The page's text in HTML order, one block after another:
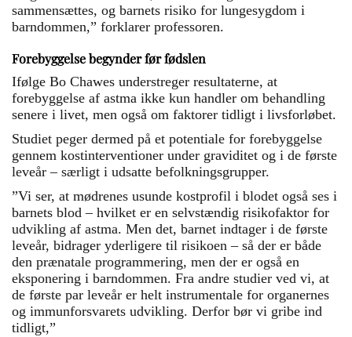
sammensættes, og barnets risiko for lungesygdom i
barndommen,” forklarer professoren.
Forebyggelse begynder før fødslen
Ifølge Bo Chawes understreger resultaterne, at
forebyggelse af astma ikke kun handler om behandling
senere i livet, men også om faktorer tidligt i livsforløbet.
Studiet peger dermed på et potentiale for forebyggelse
gennem kostinterventioner under graviditet og i de første
leveår – særligt i udsatte befolkningsgrupper.
”Vi ser, at mødrenes usunde kostprofil i blodet også ses i
barnets blod – hvilket er en selvstændig risikofaktor for
udvikling af astma. Men det, barnet indtager i de første
leveår, bidrager yderligere til risikoen – så der er både
den prænatale programmering, men der er også en
eksponering i barndommen. Fra andre studier ved vi, at
de første par leveår er helt instrumentale for organernes
og immunforsvarets udvikling. Derfor bør vi gribe ind
tidligt,”